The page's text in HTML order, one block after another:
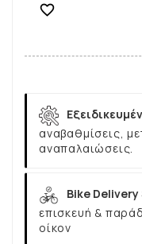

αναβαθμίσεις,
αναπαλαιώσεις.
Bike
επισκευή &
οίκον